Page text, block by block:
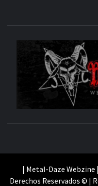
| Metal-Daze Webzine
Derechos Reservados © |